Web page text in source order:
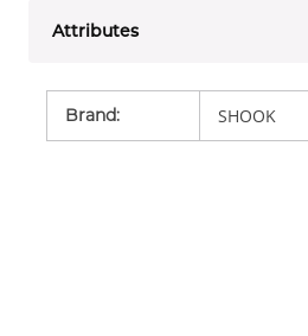
Attributes
Brand: SHOOK